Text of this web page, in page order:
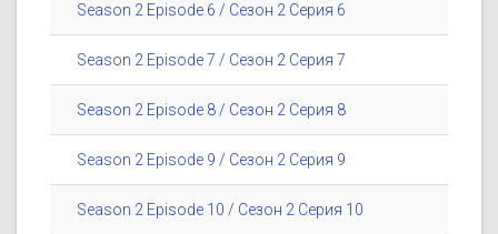
Season 2 Episode 6 / Сезон 2 Серия 6
Season 2 Episode 7 / Сезон 2 Серия 7
Season 2 Episode 8 / Сезон 2 Серия 8
Season 2 Episode 9 / Сезон 2 Серия 9
Season 2 Episode 10 / Сезон 2 Серия 10